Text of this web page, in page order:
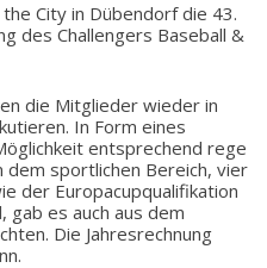
City in Dübendorf die 43.
des Challengers Baseball &
die Mitglieder wieder in
In Form eines
entsprechend rege
dem sportlichen Bereich, vier
der Europacupqualifikation
gab es auch aus dem
Die Jahresrechnung